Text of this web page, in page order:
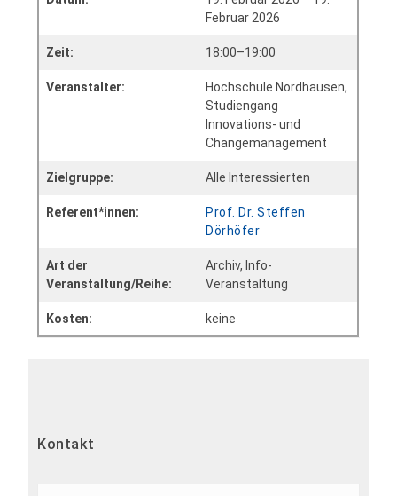
Februar 2026
Zeit: 18:00–19:00
Veranstalter:
Hochschule Nordhausen,
Studiengang
Innovations- und
Changemanagement
Zielgruppe: Alle Interessierten
Referent*innen:
Prof. Dr. Steffen
Dörhöfer
Art der
Veranstaltung/Reihe:
Archiv, Info-
Veranstaltung
Kosten: keine
Kontakt